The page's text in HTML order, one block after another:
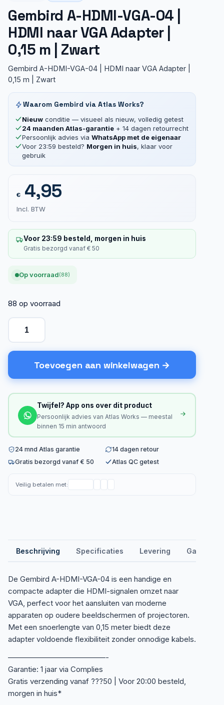
Gembird A-HDMI-VGA-04 |
HDMI naar VGA Adapter |
0,15 m | Zwart
Gembird A-HDMI-VGA-04 | HDMI naar VGA Adapter |
0,15 m | Zwart
Waarom Gembird via Atlas Works?
Nieuw conditie — visueel als nieuw, volledig getest
24 maanden Atlas-garantie + 14 dagen retourrecht
Persoonlijk advies via WhatsApp met de eigenaar
Voor 23:59 besteld? Morgen in huis, klaar voor
gebruik
€4,95
Incl. BTW
Voor 23:59 besteld, morgen in huis
Gratis bezorgd vanaf € 50
Op voorraad(88)
88 op voorraad
Toevoegen aan winkelwagen
Twijfel? App ons over dit product
Persoonlijk advies van Atlas Works — meestal
binnen 15 min antwoord
24 mnd Atlas garantie
14 dagen retour
Gratis bezorgd vanaf € 50
Atlas QC getest
Veilig betalen met:
Beschrijving Specificaties Levering Garantie
De Gembird A-HDMI-VGA-04 is een handige en
compacte adapter die HDMI-signalen omzet naar
VGA, perfect voor het aansluiten van moderne
apparaten op oudere beeldschermen of projectoren.
Met een snoerlengte van 0,15 meter biedt deze
adapter voldoende flexibiliteit zonder onnodige kabels.
—————————————-
Garantie: 1 jaar via Complies
Gratis verzending vanaf ???50 | Voor 20:00 besteld,
morgen in huis*